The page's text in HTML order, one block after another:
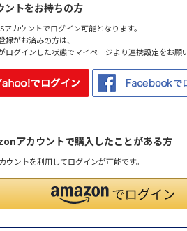
ントをお持ちの方
アカウントでログイン可能となります。
がお済みの方は、
ログインした状態でマイページより連携設定をお願
アカウントで購入したことがある方
ントを利用してログインが可能です。